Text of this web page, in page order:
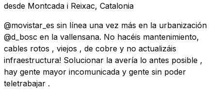
desde Montcada i Reixac, Catalonia
@movistar_es sin línea una vez más en la urbanización
@d_bosc en la vallensana. No hacéis mantenimiento,
cables rotos , viejos , de cobre y no actualizáis
infraestructura! Solucionar la avería lo antes posible ,
hay gente mayor incomunicada y gente sin poder
teletrabajar .